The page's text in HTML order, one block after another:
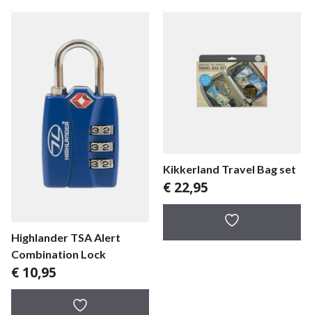
Highlander TSA Alert
Combination Lock
€ 10,95
Kikkerland Travel Bag set
€ 22,95